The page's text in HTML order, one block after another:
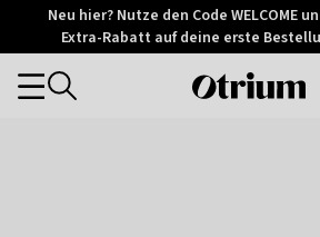
Otrium
Trustpilot
Neu hier? Nutze den Code WELCOME
Extra-Rabatt auf deine erste
Otrium
Categories